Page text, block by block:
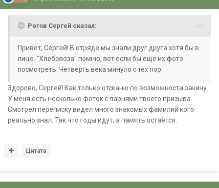
Рогов Сергей сказал:
Привет, Сергей! В отряде мы знали друг друга хотя бы в
лицо. "Хлебовоза" помню, вот если бы еще их фото
посмотреть. Четверть века минуло с тех пор.
Здорово, Сергей! Как только отсканю по возможности закину.
У меня есть несколько фоток с парнями твоего призыва.
Смотрел переписку видел много знакомых фамилий кого
реально знал. Так что годы идут, а память остаётся.
Цитата